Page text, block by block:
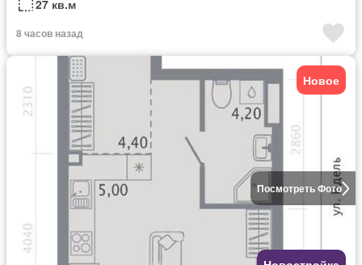
27 кв.м
8 часов назад
Посмотреть Фото
Новое